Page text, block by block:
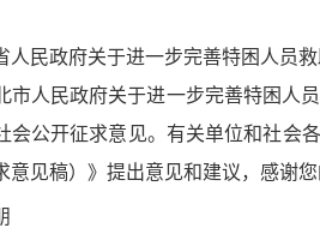
人民政府关于进一步完善特困人员
市人民政府关于进一步完善特困人
会公开征求意见。有关单位和社会
意见稿）》提出意见和建议，感谢您